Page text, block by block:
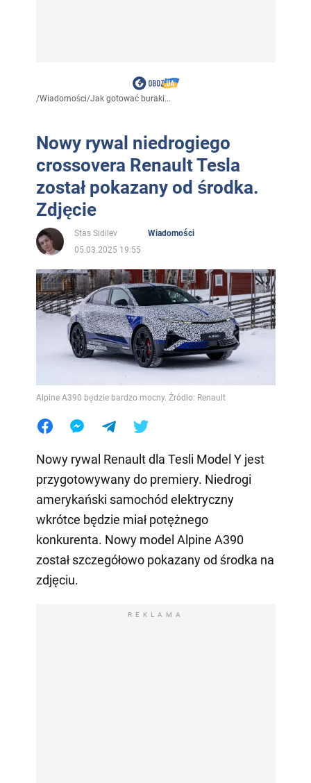
/Wiadomości/Jak gotować buraki...
Nowy rywal niedrogiego
crossovera Renault Tesla
został pokazany od środka.
Zdjęcie
Stas Sidilev
Wiadomości
05.03.2025 19:55
Alpine A390 będzie bardzo mocny. Źródło: Renault
Nowy rywal Renault dla Tesli Model Y jest
przygotowywany do premiery. Niedrogi
amerykański samochód elektryczny
wkrótce będzie miał potężnego
konkurenta. Nowy model Alpine A390
został szczegółowo pokazany od środka na
zdjęciu.
REKLAMA